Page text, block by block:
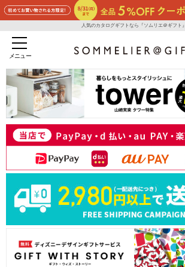
人気のカタログギフトなら『ソムリエ＠ギフト』
メニュー